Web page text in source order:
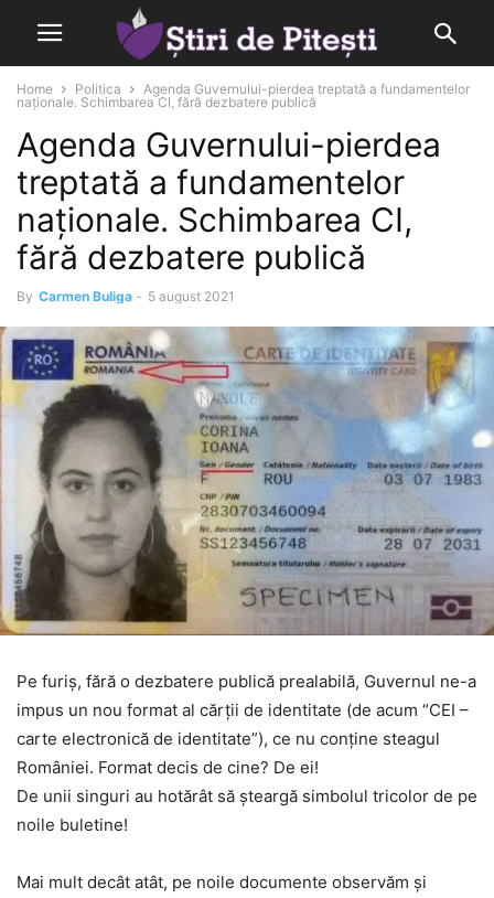
Home Politica
Agenda Guvernului-pierdea treptată a fundamentelor
naționale. Schimbarea CI, fără dezbatere publică
Agenda Guvernului-pierdea
treptată a fundamentelor
naționale. Schimbarea CI,
fără dezbatere publică
By Carmen Buliga - 5 august 2021
Pe furiș, fără o dezbatere publică prealabilă, Guvernul ne-a
impus un nou format al cărții de identitate (de acum “CEI –
carte electronică de identitate”), ce nu conține steagul
României. Format decis de cine? De ei!
De unii singuri au hotărât să șteargă simbolul tricolor de pe
noile buletine!
Mai mult decât atât, pe noile documente observăm și